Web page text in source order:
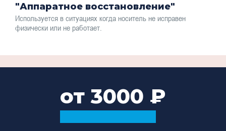
"Аппаратное восстановление"
Используется в ситуациях когда носитель не исправен
физически или не работает.
от 3000